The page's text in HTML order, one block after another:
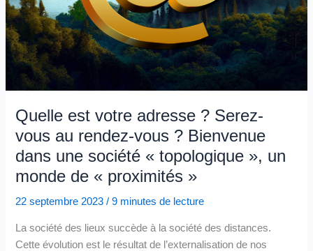
Quelle est votre adresse ? Serez-
vous au rendez-vous ? Bienvenue
dans une société « topologique », un
monde de « proximités »
22 septembre 2023/9 minutes de lecture
La société des lieux succède à la société des distances.
Cette évolution est le résultat de l’externalisation de nos